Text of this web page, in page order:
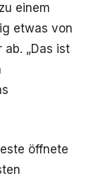
einem
etwas von
„Das ist
öffnete